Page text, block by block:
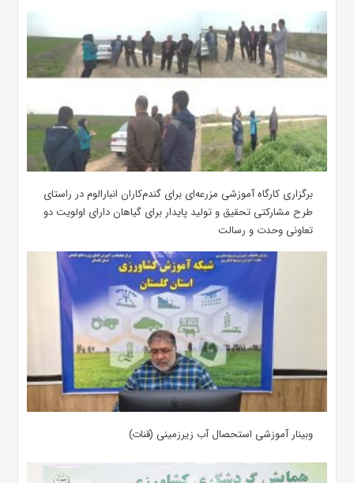
برگزاری کارگاه آموزشی مزرعه‌ای برای گندم‌کاران انبارالوم در راستای
طرح مشارکتی تحقیق و تولید پایدار برای گیاهان دارای اولویت دو
تعاونی وحدت و رسالت
وبینار آموزشی استحصال آب زیرزمینی (قنات)